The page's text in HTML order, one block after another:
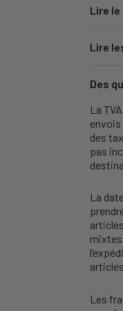
Lire
Lire
Des
La
des
pas
La
Les